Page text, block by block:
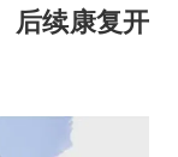
后续康复开